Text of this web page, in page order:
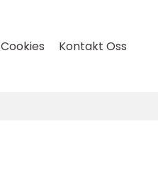
Cookies Kontakt Oss